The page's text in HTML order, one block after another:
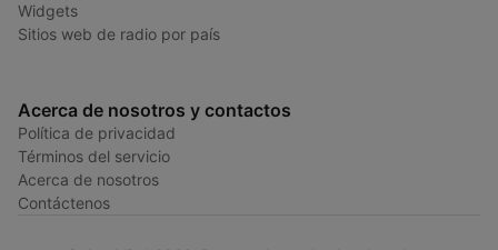
Widgets
Sitios web de radio por país
Acerca de nosotros y contactos
Política de privacidad
Términos del servicio
Acerca de nosotros
Contáctenos